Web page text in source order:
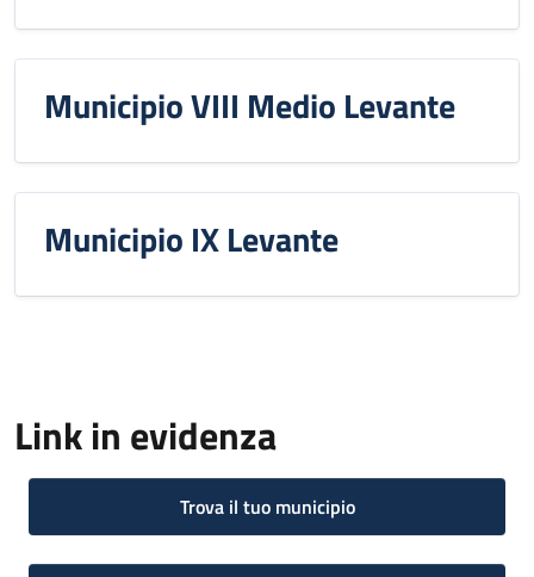
Municipio VIII Medio Levante
Municipio IX Levante
Link in evidenza
Trova il tuo municipio